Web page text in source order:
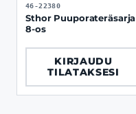
46-22380
Sthor Puuporateräsarja
8-os
KIRJAUDU
TILATAKSESI